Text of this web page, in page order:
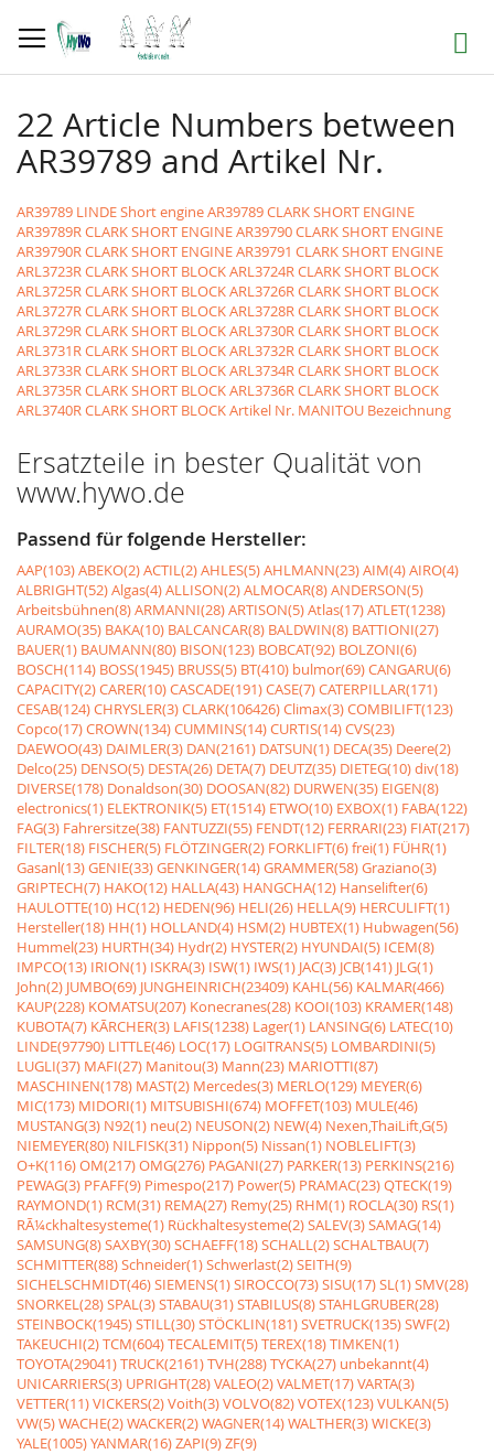
zum
Inhalt
Suche
22 Article Numbers between
AR39789 and Artikel Nr.
AR39789 LINDE Short engineAR39789 CLARK SHORT ENGINE
AR39789R CLARK SHORT ENGINEAR39790 CLARK SHORT ENGINE
AR39790R CLARK SHORT ENGINEAR39791 CLARK SHORT ENGINE
ARL3723R CLARK SHORT BLOCKARL3724R CLARK SHORT BLOCK
ARL3725R CLARK SHORT BLOCKARL3726R CLARK SHORT BLOCK
ARL3727R CLARK SHORT BLOCKARL3728R CLARK SHORT BLOCK
ARL3729R CLARK SHORT BLOCKARL3730R CLARK SHORT BLOCK
ARL3731R CLARK SHORT BLOCKARL3732R CLARK SHORT BLOCK
ARL3733R CLARK SHORT BLOCKARL3734R CLARK SHORT BLOCK
ARL3735R CLARK SHORT BLOCKARL3736R CLARK SHORT BLOCK
ARL3740R CLARK SHORT BLOCKArtikel Nr. MANITOU Bezeichnung
Ersatzteile in bester Qualität von
www.hywo.de
Passend für folgende Hersteller:
AAP(103)ABEKO(2)ACTIL(2)AHLES(5)AHLMANN(23)AIM(4)AIRO(4)
ALBRIGHT(52)Algas(4)ALLISON(2)ALMOCAR(8)ANDERSON(5)
Arbeitsbühnen(8)ARMANNI(28)ARTISON(5)Atlas(17)ATLET(1238)
AURAMO(35) BAKA(10) BALCANCAR(8) BALDWIN(8) BATTIONI(27)
BAUER(1) BAUMANN(80) BISON(123) BOBCAT(92) BOLZONI(6)
BOSCH(114) BOSS(1945) BRUSS(5) BT(410) bulmor(69)CANGARU(6)
CAPACITY(2)CARER(10)CASCADE(191)CASE(7)CATERPILLAR(171)
CESAB(124)CHRYSLER(3)CLARK(106426)Climax(3)COMBILIFT(123)
Copco(17)CROWN(134)CUMMINS(14)CURTIS(14)CVS(23)
DAEWOO(43) DAIMLER(3) DAN(2161) DATSUN(1) DECA(35) Deere(2)
Delco(25) DENSO(5) DESTA(26) DETA(7) DEUTZ(35) DIETEG(10)div(18)
DIVERSE(178) Donaldson(30) DOOSAN(82) DURWEN(35) EIGEN(8)
electronics(1) ELEKTRONIK(5) ET(1514) ETWO(10) EXBOX(1) FABA(122)
FAG(3) Fahrersitze(38) FANTUZZI(55) FENDT(12) FERRARI(23) FIAT(217)
FILTER(18) FISCHER(5) FLÖTZINGER(2) FORKLIFT(6)frei(1) FÜHR(1)
Gasanl(13)GENIE(33)GENKINGER(14)GRAMMER(58)Graziano(3)
GRIPTECH(7) HAKO(12) HALLA(43) HANGCHA(12) Hanselifter(6)
HAULOTTE(10) HC(12) HEDEN(96) HELI(26) HELLA(9) HERCULIFT(1)
Hersteller(18) HH(1) HOLLAND(4) HSM(2) HUBTEX(1) Hubwagen(56)
Hummel(23) HURTH(34) Hydr(2) HYSTER(2) HYUNDAI(5) ICEM(8)
IMPCO(13) IRION(1) ISKRA(3) ISW(1) IWS(1) JAC(3) JCB(141) JLG(1)
John(2) JUMBO(69) JUNGHEINRICH(23409) KAHL(56) KALMAR(466)
KAUP(228) KOMATSU(207) Konecranes(28) KOOI(103) KRAMER(148)
KUBOTA(7) KÃRCHER(3) LAFIS(1238) Lager(1) LANSING(6) LATEC(10)
LINDE(97790) LITTLE(46) LOC(17) LOGITRANS(5) LOMBARDINI(5)
LUGLI(37) MAFI(27) Manitou(3) Mann(23) MARIOTTI(87)
MASCHINEN(178) MAST(2) Mercedes(3) MERLO(129) MEYER(6)
MIC(173) MIDORI(1) MITSUBISHI(674) MOFFET(103) MULE(46)
MUSTANG(3) N92(1) neu(2) NEUSON(2) NEW(4) Nexen,ThaiLift,G(5)
NIEMEYER(80) NILFISK(31) Nippon(5) Nissan(1) NOBLELIFT(3)
O+K(116)OM(217)OMG(276) PAGANI(27) PARKER(13) PERKINS(216)
PEWAG(3) PFAFF(9) Pimespo(217) Power(5) PRAMAC(23)QTECK(19)
RAYMOND(1) RCM(31) REMA(27) Remy(25) RHM(1) ROCLA(30) RS(1)
RÃ¼ckhaltesysteme(1) Rückhaltesysteme(2)SALEV(3)SAMAG(14)
SAMSUNG(8)SAXBY(30)SCHAEFF(18)SCHALL(2)SCHALTBAU(7)
SCHMITTER(88)Schneider(1)Schwerlast(2)SEITH(9)
SICHELSCHMIDT(46)SIEMENS(1)SIROCCO(73)SISU(17)SL(1)SMV(28)
SNORKEL(28)SPAL(3)STABAU(31)STABILUS(8)STAHLGRUBER(28)
STEINBOCK(1945)STILL(30)STÖCKLIN(181)SVETRUCK(135)SWF(2)
TAKEUCHI(2)TCM(604)TECALEMIT(5)TEREX(18)TIMKEN(1)
TOYOTA(29041)TRUCK(2161)TVH(288)TYCKA(27) unbekannt(4)
UNICARRIERS(3) UPRIGHT(28)VALEO(2)VALMET(17)VARTA(3)
VETTER(11)VICKERS(2)Voith(3)VOLVO(82)VOTEX(123)VULKAN(5)
VW(5)WACHE(2)WACKER(2)WAGNER(14)WALTHER(3)WICKE(3)
YALE(1005)YANMAR(16)ZAPI(9)ZF(9)